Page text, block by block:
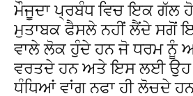
ਮੌਜੂਦਾ ਪ੍ਰਬੰਧ ਵਿਚ ਇਕ ਗੱਲ
ਮੁਤਾਬਕ ਫੈਸਲੇ ਨਹੀਂ ਲੈਂਦੇ ਸਗੋਂ
ਵਾਲੇ ਲੋਕ ਹੁੰਦੇ ਹਨ ਜੋ ਧਰਮ ਨੂੰ
ਵਰਤਦੇ ਹਨ ਅਤੇ ਇਸ ਲਈ ਉਹ
ਧੰਧਿਆਂ ਵਾਂਗ ਨਫਾ ਹੀ ਲੋਚਦੇ